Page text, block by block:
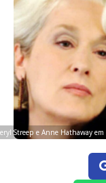
Streep e Anne Hathaway